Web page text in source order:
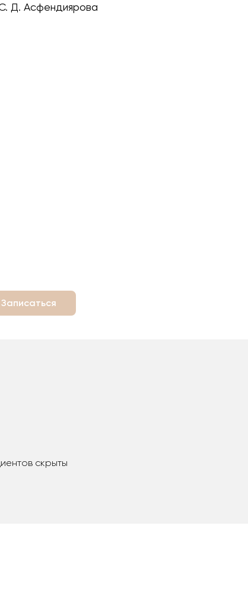
Д. Асфендиярова
Записаться
скрыты